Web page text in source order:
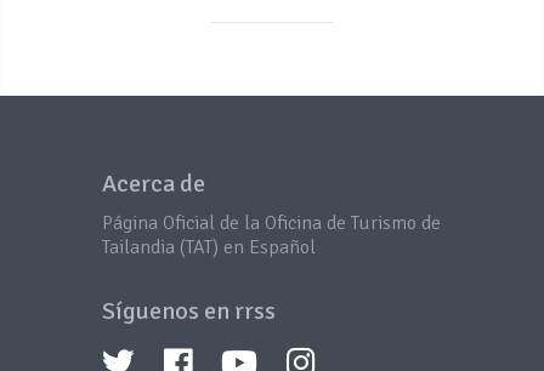
Acerca de
Página Oficial de la Oficina de Turismo de
Tailandia (TAT) en Español
Síguenos en rrss